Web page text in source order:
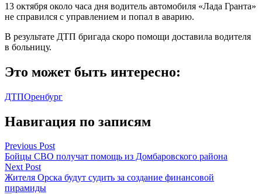
13 октября около часа дня водитель автомобиля «Лада Гранта»
не справился с управлением и попал в аварию.
В результате ДТП бригада скоро помощи доставила водителя
в больницу.
Это может быть интересно:
ДТПОренбург
Навигация по записям
Previous Post
Бойцы СВО получат помощь из Домбаровского района
Next Post
Жителя Орска будут судить за создание финансовой
пирамиды